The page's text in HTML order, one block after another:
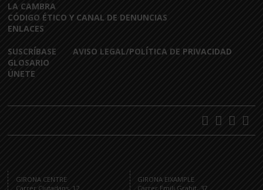
LA CAMBRA
CÓDIGO ÉTICO Y CANAL DE DENUNCIAS
ENLACES
SUSCRÍBASE
GLOSARIO
ÚNETE
AVISO LEGAL/POLÍTICA DE PRIVACIDAD
GIRONA CENTRE
Carrer Ciutadans, 12
GIRONA EIXAMPLE
Carrer Emili Grahit, 37